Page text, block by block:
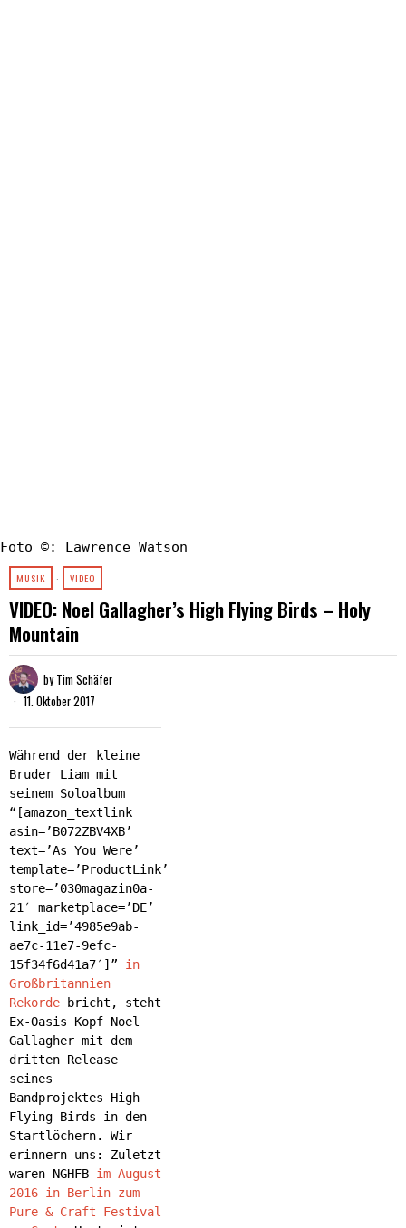
Foto ©: Lawrence Watson
MUSIK · VIDEO
VIDEO: Noel Gallagher’s High Flying Birds – Holy
Mountain
byTim Schäfer
11. Oktober 2017
Während der kleine
Bruder Liam mit
seinem Soloalbum
“[amazon_textlink
asin=’B072ZBV4XB’
text=’As You Were’
template=’ProductLink’
store=’030magazin0a-
21′ marketplace=’DE’
link_id=’4985e9ab-
ae7c-11e7-9efc-
15f34f6d41a7′]” in
Großbritannien
Rekorde bricht, steht
Ex-Oasis Kopf Noel
Gallagher mit dem
dritten Release
seines
Bandprojektes High
Flying Birds in den
Startlöchern. Wir
erinnern uns: Zuletzt
waren NGHFB im August
2016 in Berlin zum
Pure & Craft Festival